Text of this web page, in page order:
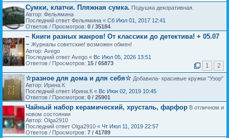
Сумки, клатчи. Пляжная сумка. Подушка декоративная.
Автор: Фельямина
Последний ответ Фельямина « Сб Июл 01, 2017 12:41
Ответов / Просмотров: 0 / 35184
~ Книги разных жанров! От классики до детектива! + 05.07
~ Журналы советские! возможен обмен!
Автор: Avego
Последний ответ Avego « Вс Июл 05, 2026 13:51
Ответов / Просмотров: 15 / 65873 1 2
☆разное для дома и для себя☆ Добавила- красивые кружки "Узор"
Автор: Ирина.К
Последний ответ Ирина.К « Вс Июн 02, 2019 10:45
Ответов / Просмотров: 0 / 25901
Чайный набор керамический, хрусталь, фарфор В отличном и
новом состоянии
Автор: Olga2910
Последний ответ Olga2910 « Чт Июл 11, 2019 22:57
Ответов / Просмотров: 7 / 41789